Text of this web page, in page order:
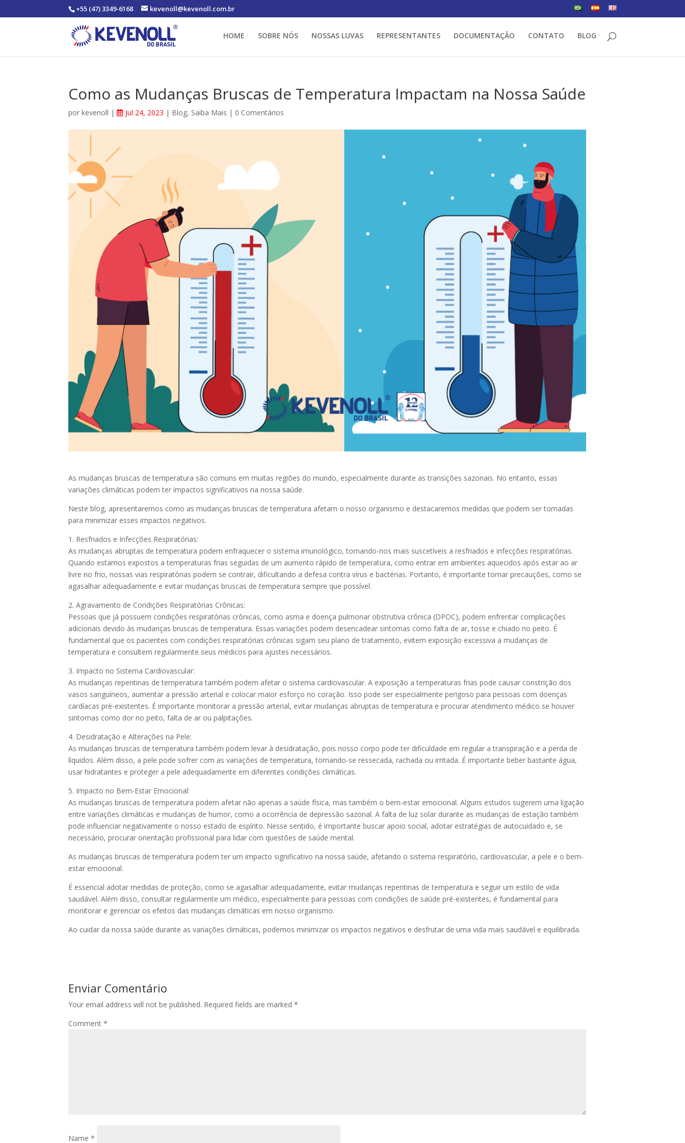
+55 (47) 3349-6168 kevenoll@kevenoll.com.br
HOME SOBRE NÓS NOSSAS LUVAS REPRESENTANTES DOCUMENTAÇÃO CONTATO BLOG
Como as Mudanças Bruscas de Temperatura Impactam na Nossa Saúde
porkevenoll | Jul 24, 2023 | Blog, Saiba Mais | 0 Comentários
As mudanças bruscas de temperatura são comuns em muitas regiões do mundo, especialmente durante as transições sazonais. No entanto, essas
variações climáticas podem ter impactos significativos na nossa saúde.
Neste blog, apresentaremos como as mudanças bruscas de temperatura afetam o nosso organismo e destacaremos medidas que podem ser tomadas
para minimizar esses impactos negativos.
1. Resfriados e Infecções Respiratórias:
As mudanças abruptas de temperatura podem enfraquecer o sistema imunológico, tornando-nos mais suscetíveis a resfriados e infecções respiratórias.
Quando estamos expostos a temperaturas frias seguidas de um aumento rápido de temperatura, como entrar em ambientes aquecidos após estar ao ar
livre no frio, nossas vias respiratórias podem se contrair, dificultando a defesa contra vírus e bactérias. Portanto, é importante tomar precauções, como se
agasalhar adequadamente e evitar mudanças bruscas de temperatura sempre que possível.
2. Agravamento de Condições Respiratórias Crônicas:
Pessoas que já possuem condições respiratórias crônicas, como asma e doença pulmonar obstrutiva crônica (DPOC), podem enfrentar complicações
adicionais devido às mudanças bruscas de temperatura. Essas variações podem desencadear sintomas como falta de ar, tosse e chiado no peito. É
fundamental que os pacientes com condições respiratórias crônicas sigam seu plano de tratamento, evitem exposição excessiva a mudanças de
temperatura e consultem regularmente seus médicos para ajustes necessários.
3. Impacto no Sistema Cardiovascular:
As mudanças repentinas de temperatura também podem afetar o sistema cardiovascular. A exposição a temperaturas frias pode causar constrição dos
vasos sanguíneos, aumentar a pressão arterial e colocar maior esforço no coração. Isso pode ser especialmente perigoso para pessoas com doenças
cardíacas pré-existentes. É importante monitorar a pressão arterial, evitar mudanças abruptas de temperatura e procurar atendimento médico se houver
sintomas como dor no peito, falta de ar ou palpitações.
4. Desidratação e Alterações na Pele:
As mudanças bruscas de temperatura também podem levar à desidratação, pois nosso corpo pode ter dificuldade em regular a transpiração e a perda de
líquidos. Além disso, a pele pode sofrer com as variações de temperatura, tornando-se ressecada, rachada ou irritada. É importante beber bastante água,
usar hidratantes e proteger a pele adequadamente em diferentes condições climáticas.
5. Impacto no Bem-Estar Emocional:
As mudanças bruscas de temperatura podem afetar não apenas a saúde física, mas também o bem-estar emocional. Alguns estudos sugerem uma ligação
entre variações climáticas e mudanças de humor, como a ocorrência de depressão sazonal. A falta de luz solar durante as mudanças de estação também
pode influenciar negativamente o nosso estado de espírito. Nesse sentido, é importante buscar apoio social, adotar estratégias de autocuidado e, se
necessário, procurar orientação profissional para lidar com questões de saúde mental.
As mudanças bruscas de temperatura podem ter um impacto significativo na nossa saúde, afetando o sistema respiratório, cardiovascular, a pele e o bem-
estar emocional.
É essencial adotar medidas de proteção, como se agasalhar adequadamente, evitar mudanças repentinas de temperatura e seguir um estilo de vida
saudável. Além disso, consultar regularmente um médico, especialmente para pessoas com condições de saúde pré-existentes, é fundamental para
monitorar e gerenciar os efeitos das mudanças climáticas em nosso organismo.
Ao cuidar da nossa saúde durante as variações climáticas, podemos minimizar os impactos negativos e desfrutar de uma vida mais saudável e equilibrada.
Enviar Comentário
Your email address will not be published. Required fields are marked*
Comment*
Name*